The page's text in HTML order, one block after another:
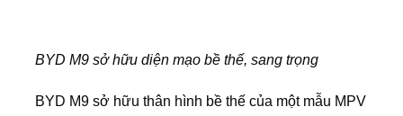
BYD M9 sở hữu diện mạo bề thế, sang trọng
BYD M9 sở hữu thân hình bề thế của một mẫu MPV